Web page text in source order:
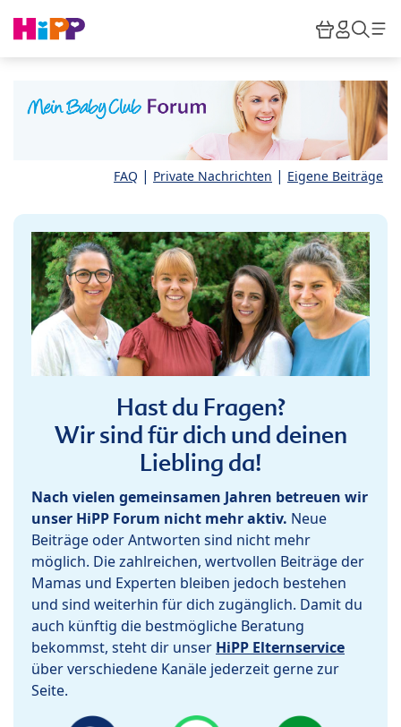
HiPP
FAQ | Private Nachrichten | Eigene Beiträge
Hast du Fragen?
Wir sind für dich und deinen
Liebling da!
Nach vielen gemeinsamen Jahren betreuen wir
unser HiPP Forum nicht mehr aktiv. Neue
Beiträge oder Antworten sind nicht mehr
möglich. Die zahlreichen, wertvollen Beiträge der
Mamas und Experten bleiben jedoch bestehen
und sind weiterhin für dich zugänglich. Damit du
auch künftig die bestmögliche Beratung
bekommst, steht dir unser HiPP Elternservice
über verschiedene Kanäle jederzeit gerne zur
Seite.